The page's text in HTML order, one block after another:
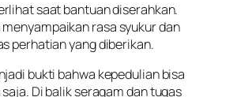
saat bantuan diserahkan.
rasa syukur dan
perhatian yang diberikan.
bukti bahwa kepedulian bisa
Di balik seragam dan tugas